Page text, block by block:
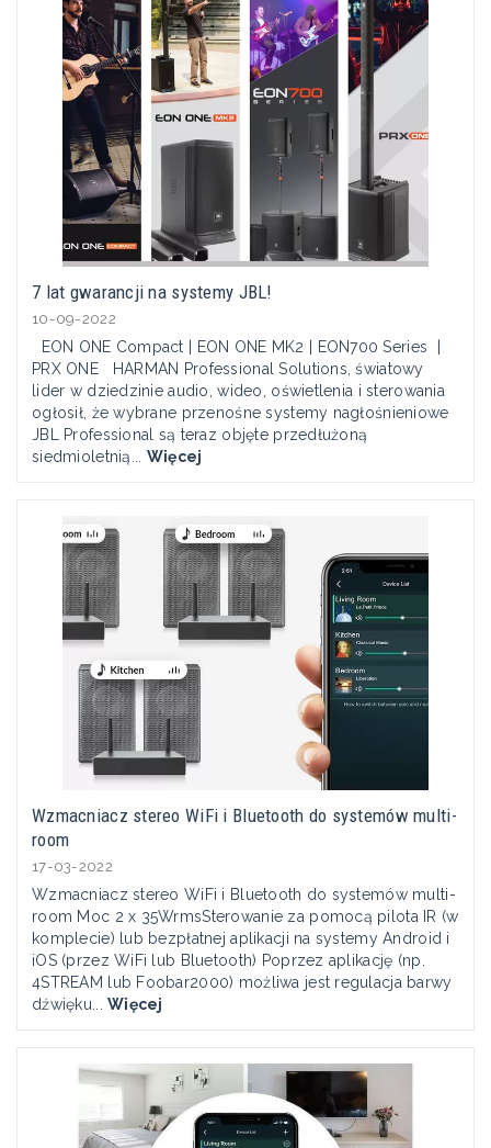
7 lat gwarancji na systemy JBL!
10-09-2022
EON ONE Compact | EON ONE MK2 | EON700 Series |
PRX ONE HARMAN Professional Solutions, światowy
lider w dziedzinie audio, wideo, oświetlenia i sterowania
ogłosił, że wybrane przenośne systemy nagłośnieniowe
JBL Professional są teraz objęte przedłużoną
siedmioletnią... Więcej
Wzmacniacz stereo WiFi i Bluetooth do systemów multi-
room
17-03-2022
Wzmacniacz stereo WiFi i Bluetooth do systemów multi-
room Moc 2 x 35WrmsSterowanie za pomocą pilota IR (w
komplecie) lub bezpłatnej aplikacji na systemy Android i
iOS (przez WiFi lub Bluetooth) Poprzez aplikację (np.
4STREAM lub Foobar2000) możliwa jest regulacja barwy
dźwięku...Więcej